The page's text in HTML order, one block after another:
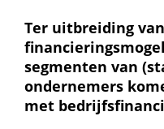
Ter uitbreiding
segmenten van
ondernemers
met